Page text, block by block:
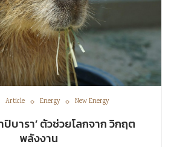
Article Energy New Energy
ปิบารา’ ตัวช่วยโลกจาก วิกฤต
พลังงาน